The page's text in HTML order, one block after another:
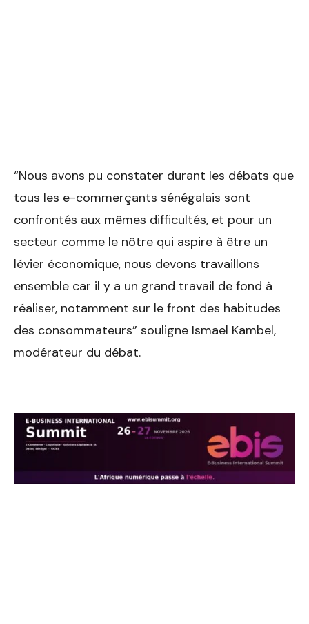
“Nous avons pu constater durant les débats que
tous les e-commerçants sénégalais sont
confrontés aux mêmes difficultés, et pour un
secteur comme le nôtre qui aspire à être un
lévier économique, nous devons travaillons
ensemble car il y a un grand travail de fond à
réaliser, notamment sur le front des habitudes
des consommateurs” souligne Ismael Kambel,
modérateur du débat.